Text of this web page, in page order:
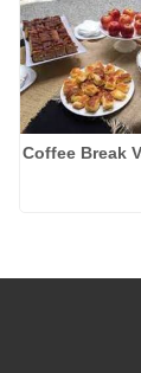
Coffee Break